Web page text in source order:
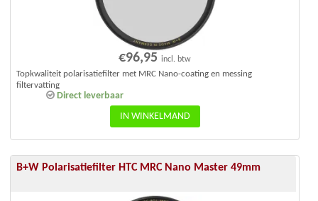
€96,95 incl. btw
Direct leverbaar
Topkwaliteit polarisatiefilter met MRC Nano-coating en messing
filtervatting
IN WINKELMAND
B+W Polarisatiefilter HTC MRC Nano Master 49mm